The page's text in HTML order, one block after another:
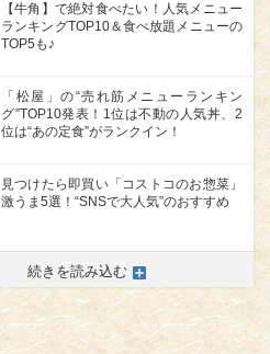
【牛角】で絶対食べたい！人気メニュー
ランキングTOP10＆食べ放題メニューの
TOP5も♪
「松屋」の“売れ筋メニューランキン
グ”TOP10発表！1位は不動の人気丼、2
位は“あの定食”がランクイン！
見つけたら即買い「コストコのお惣菜」
激うま5選！“SNSで大人気”のおすすめ
続きを読み込む